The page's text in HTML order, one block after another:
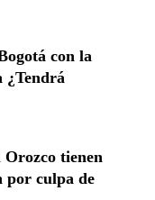
con la
¿Tendrá
tienen
por culpa de